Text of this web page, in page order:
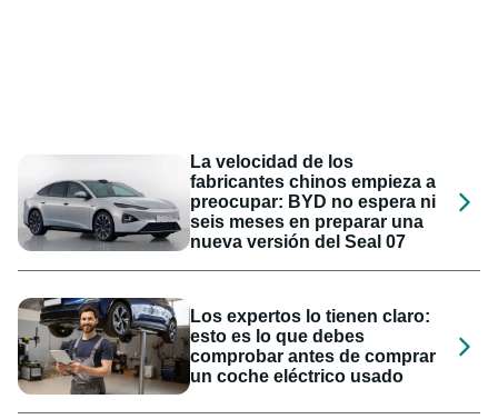
La velocidad de los
fabricantes chinos empieza a
preocupar: BYD no espera ni
seis meses en preparar una
nueva versión del Seal 07
Los expertos lo tienen claro:
esto es lo que debes
comprobar antes de comprar
un coche eléctrico usado